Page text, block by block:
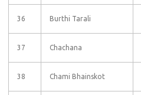
36 Burthi Tarali
37 Chachana
38 Chami Bhainskot